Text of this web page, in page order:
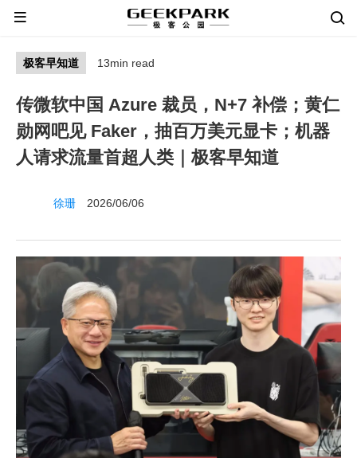
极客早知道 13min read
传微软中国 Azure 裁员，N+7 补偿；黄仁
勋网吧见 Faker，抽百万美元显卡；机器
人请求流量首超人类｜极客早知道
徐珊 2026/06/06